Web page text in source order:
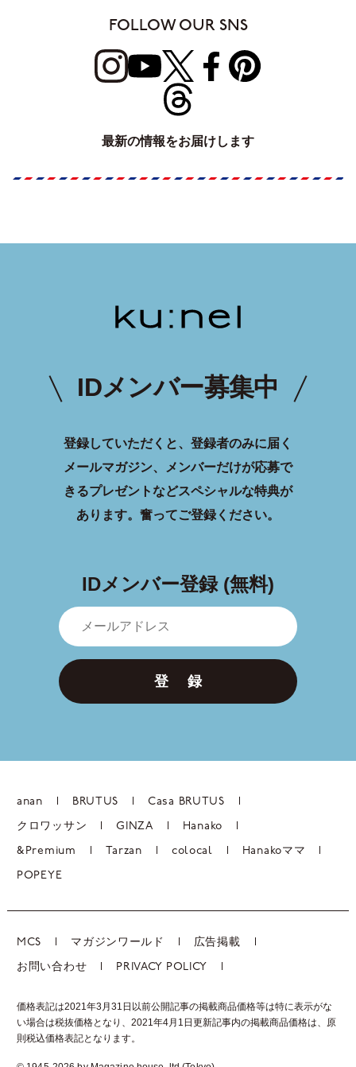
FOLLOW OUR SNS
最新の情報をお届けします
IDメンバー募集中
登録していただくと、登録者のみに届く
メールマガジン、メンバーだけが応募で
きるプレゼントなどスペシャルな特典が
あります。 奮ってご登録ください。
IDメンバー登録 (無料)
登 録
anan BRUTUS Casa BRUTUS
クロワッサン GINZA Hanako
&Premium Tarzan colocal Hanakoママ
POPEYE
MCS マガジンワールド 広告掲載
お問い合わせ PRIVACY POLICY
価格表記は2021年3月31日以前公開記事の掲載商品価格等は特に表示がな
い場合は税抜価格となり、2021年4月1日更新記事内の掲載商品価格は、 原
則税込価格表記となります。